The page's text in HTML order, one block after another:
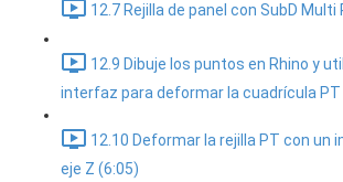
12.7 Rejilla de panel con SubD Multi
12.9 Dibuje los puntos en Rhino y
interfaz para deformar la cuadrícula PT
12.10 Deformar la rejilla PT con un
eje Z (6:05)